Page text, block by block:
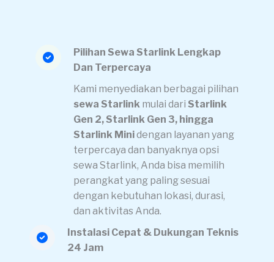
Pilihan Sewa Starlink Lengkap
Dan Terpercaya
Kami menyediakan berbagai pilihan
sewa Starlink mulai dari Starlink
Gen 2, Starlink Gen 3, hingga
Starlink Minidengan layanan yang
terpercaya dan banyaknya opsi
sewa Starlink, Anda bisa memilih
perangkat yang paling sesuai
dengan kebutuhan lokasi, durasi,
dan aktivitas Anda.
Instalasi Cepat & Dukungan Teknis
24 Jam